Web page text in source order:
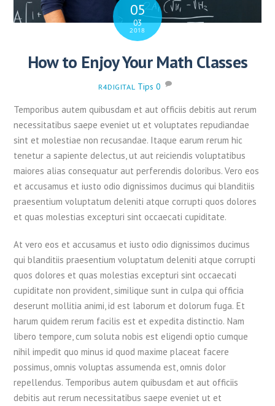
05
03
2018
How to Enjoy Your Math Classes
R4DIGITAL Tips 0
Temporibus autem quibusdam et aut officiis debitis aut rerum
necessitatibus saepe eveniet ut et voluptates repudiandae
sint et molestiae non recusandae. Itaque earum rerum hic
tenetur a sapiente delectus, ut aut reiciendis voluptatibus
maiores alias consequatur aut perferendis doloribus. Vero eos
et accusamus et iusto odio dignissimos ducimus qui blanditiis
praesentium voluptatum deleniti atque corrupti quos dolores
et quas molestias excepturi sint occaecati cupiditate.
At vero eos et accusamus et iusto odio dignissimos ducimus
qui blanditiis praesentium voluptatum deleniti atque corrupti
quos dolores et quas molestias excepturi sint occaecati
cupiditate non provident, similique sunt in culpa qui officia
deserunt mollitia animi, id est laborum et dolorum fuga. Et
harum quidem rerum facilis est et expedita distinctio. Nam
libero tempore, cum soluta nobis est eligendi optio cumque
nihil impedit quo minus id quod maxime placeat facere
possimus, omnis voluptas assumenda est, omnis dolor
repellendus. Temporibus autem quibusdam et aut officiis
debitis aut rerum necessitatibus saepe eveniet ut et